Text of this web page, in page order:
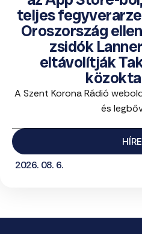
teljes
Oroszország
zsidók
eltávolítják
A Szent Korona Rádió
és
2026. 08. 6.